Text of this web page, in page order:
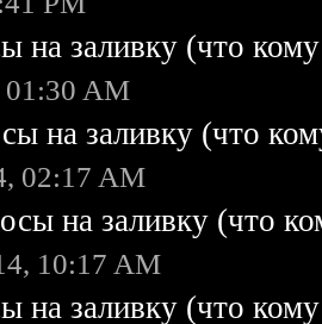
на заливку (что
01:30 AM
на заливку (что
02:17 AM
на заливку (что
10:17 AM
на заливку (что